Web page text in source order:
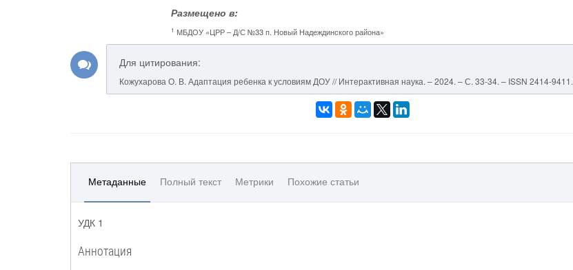
Размещено в:
1 МБДОУ «ЦРР – Д/С №33 п. Новый Надеждинского района»
Для цитирования:
Кожухарова О. В. Адаптация ребенка к условиям ДОУ // Интерактивная наука. – 2024. – С. 33-34. – ISSN 2414-9411.
Метаданные Полный текст Метрики Похожие статьи
УДК 1
Аннотация